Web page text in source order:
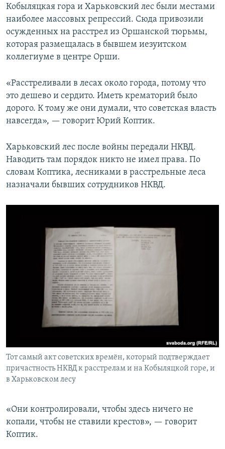
Кобыляцкая гора и Харьковский лес были местами
наиболее массовых репрессий. Сюда привозили
осужденных на расстрел из Оршанской тюрьмы,
которая размещалась в бывшем иезуитском
коллегиуме в центре Орши.
«Расстреливали в лесах около города, потому что
это дешево и сердито. Иметь крематорий было
дорого. К тому же они думали, что советская власть
навсегда», — говорит Юрий Коптик.
Харьковский лес после войны передали НКВД.
Наводить там порядок никто не имел права. По
словам Коптика, лесниками в расстрельные леса
назначали бывших сотрудников НКВД.
Тот самый акт советских времён, который подтверждает
причастность НКВД к расстрелам и на Кобыляцкой горе, и
в Харьковском лесу
«Они контролировали, чтобы здесь ничего не
копали, чтобы не ставили крестов», — говорит
Коптик.